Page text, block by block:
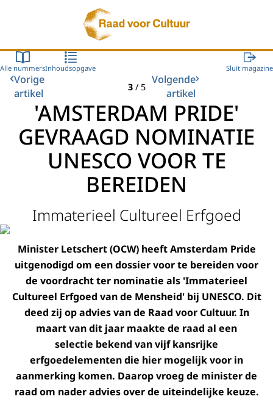
Naar de homepage van Raad voor Cultuur
Alle nummersInhoudsopgave Sluit magazine
Vorige
artikel
3 / 5
Volgende
artikel
'AMSTERDAM PRIDE'
GEVRAAGD NOMINATIE
UNESCO VOOR TE
BEREIDEN
Immaterieel Cultureel Erfgoed
Minister Letschert (OCW) heeft Amsterdam Pride
uitgenodigd om een dossier voor te bereiden voor
de voordracht ter nominatie als 'Immaterieel
Cultureel Erfgoed van de Mensheid' bij UNESCO. Dit
deed zij op advies van de Raad voor Cultuur. In
maart van dit jaar maakte de raad al een
selectie bekend van vijf kansrijke
erfgoedelementen die hier mogelijk voor in
aanmerking komen. Daarop vroeg de minister de
raad om nader advies over de uiteindelijke keuze.